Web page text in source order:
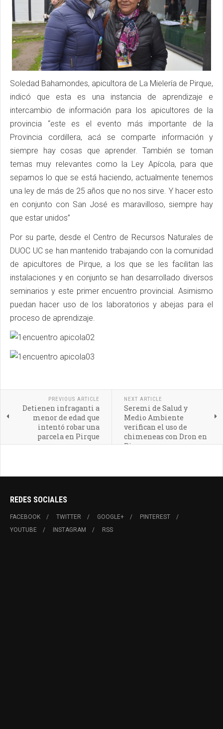
Soledad Bahamondes, apicultora de La Mielería de Pirque,
indicó que esta es una instancia de aprendizaje e
intercambio de información para los apicultores de la
provincia “este es el evento más importante de la
Provincia cordillera, acá se comparte información y
siempre hay cosas que aprender. También se toman
temas muy relevantes como la Ley Apícola, para que
sepamos lo que se está haciendo, actualmente tenemos
una ley de más de 25 años que no nos sirve. Y hacer esto
en conjunto con San José es maravilloso, siempre hay
que estar unidos”
Por su parte, desde el Centro de Recursos Naturales de
DUOC UC se han mantenido trabajando con la comunidad
de apicultores de Pirque, a los que se les facilitan las
instalaciones y en conjunto se han desarrollado diversos
seminarios y este primer encuentro provincial. Asimismo
puedan hacer uso de los laboratorios y abejas para el
proceso de aprendizaje.
PREVIOUS ARTICLE
Detienen infraganti a
menor de edad que
intentó robar una
parcela en Pirque
NEXT ARTICLE
Seremi de Salud y
Medio Ambiente
verifican el uso de
chimeneas con Dron en
Pirque
REDES SOCIALES
FACEBOOK TWITTER GOOGLE+
PINTEREST
YOUTUBE
INSTAGRAM RSS